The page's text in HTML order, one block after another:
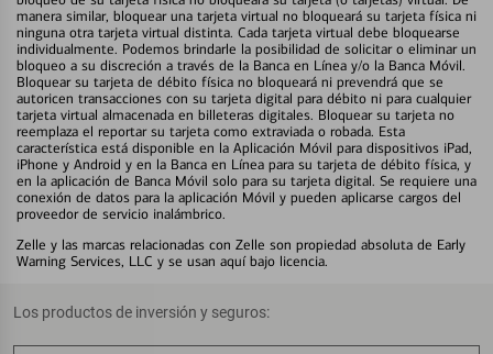
manera similar, bloquear una tarjeta virtual no bloqueará su tarjeta física ni
ninguna otra tarjeta virtual distinta. Cada tarjeta virtual debe bloquearse
individualmente. Podemos brindarle la posibilidad de solicitar o eliminar un
bloqueo a su discreción a través de la Banca en Línea y/o la Banca Móvil.
Bloquear su tarjeta de débito física no bloqueará ni prevendrá que se
autoricen transacciones con su tarjeta digital para débito ni para cualquier
tarjeta virtual almacenada en billeteras digitales. Bloquear su tarjeta no
reemplaza el reportar su tarjeta como extraviada o robada. Esta
característica está disponible en la Aplicación Móvil para dispositivos iPad,
iPhone y Android y en la Banca en Línea para su tarjeta de débito física, y
en la aplicación de Banca Móvil solo para su tarjeta digital. Se requiere una
conexión de datos para la aplicación Móvil y pueden aplicarse cargos del
proveedor de servicio inalámbrico.
Zelle y las marcas relacionadas con Zelle son propiedad absoluta de Early
Warning Services, LLC y se usan aquí bajo licencia.
Los productos de inversión y seguros: